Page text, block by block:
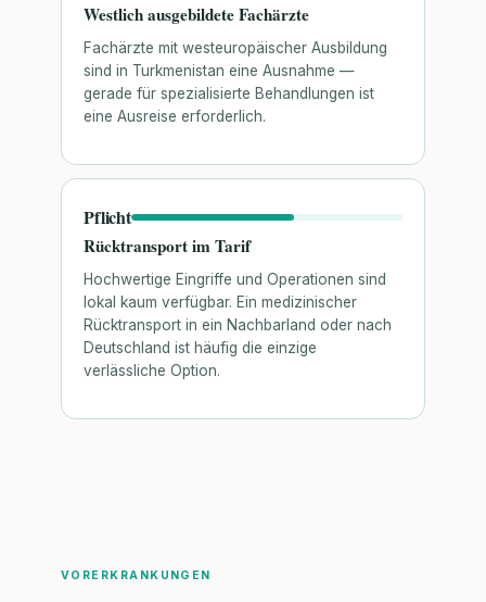
Westlich ausgebildete Fachärzte
Fachärzte mit westeuropäischer Ausbildung
sind in Turkmenistan eine Ausnahme —
gerade für spezialisierte Behandlungen ist
eine Ausreise erforderlich.
Pflicht
Rücktransport im Tarif
Hochwertige Eingriffe und Operationen sind
lokal kaum verfügbar. Ein medizinischer
Rücktransport in ein Nachbarland oder nach
Deutschland ist häufig die einzige
verlässliche Option.
VORERKRANKUNGEN